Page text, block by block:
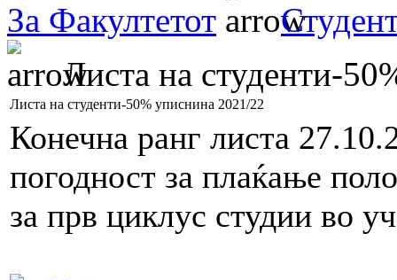
За Факултетот
Листа на студенти-
Листа на студенти-50% уписнина 2021/22
Конечна ранг листа
погодност за плаќање
за прв циклус студии во